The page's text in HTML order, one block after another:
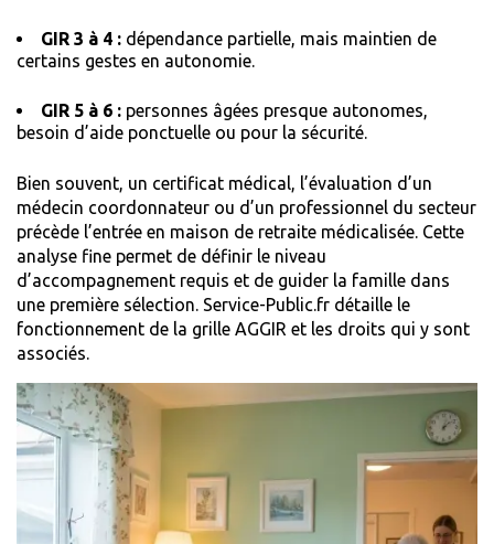
GIR 3 à 4 : dépendance partielle, mais maintien de
certains gestes en autonomie.
GIR 5 à 6 : personnes âgées presque autonomes,
besoin d’aide ponctuelle ou pour la sécurité.
Bien souvent, un certificat médical, l’évaluation d’un
médecin coordonnateur ou d’un professionnel du secteur
précède l’entrée en maison de retraite médicalisée. Cette
analyse fine permet de définir le niveau
d’accompagnement requis et de guider la famille dans
une première sélection. Service-Public.fr détaille le
fonctionnement de la grille AGGIR et les droits qui y sont
associés.